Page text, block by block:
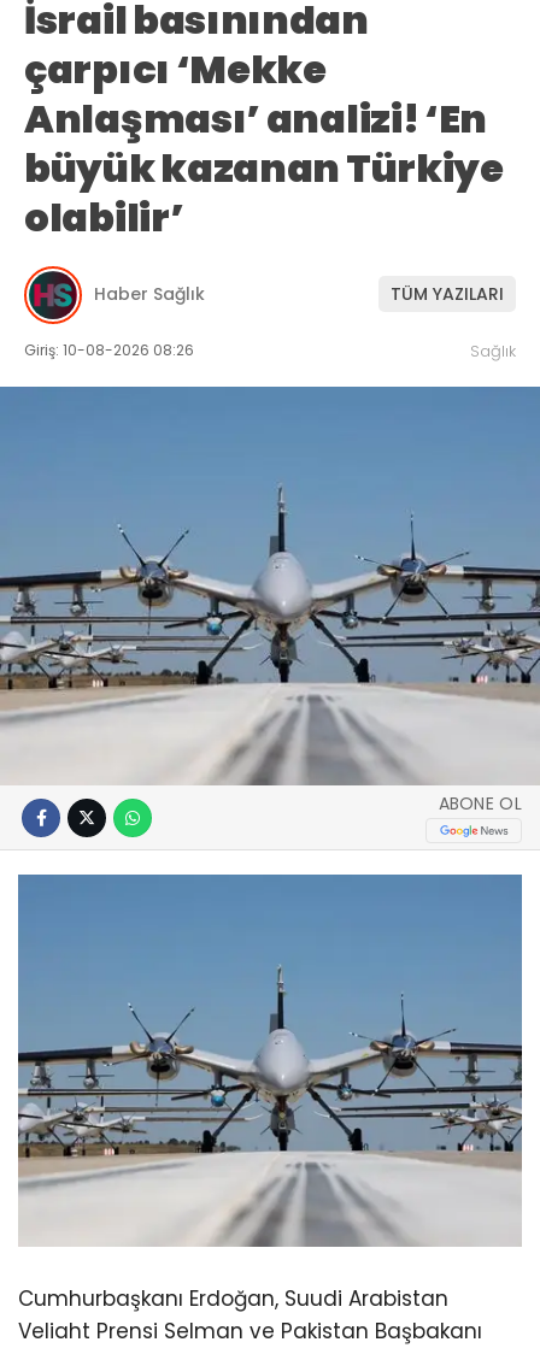
İsrail basınından
çarpıcı ‘Mekke
Anlaşması’ analizi! ‘En
büyük kazanan Türkiye
olabilir’
Haber Sağlık TÜM YAZILARI
Giriş: 10-08-2026 08:26 Sağlık
ABONE OL
Cumhurbaşkanı Erdoğan, Suudi Arabistan
Veliaht Prensi Selman ve Pakistan Başbakanı